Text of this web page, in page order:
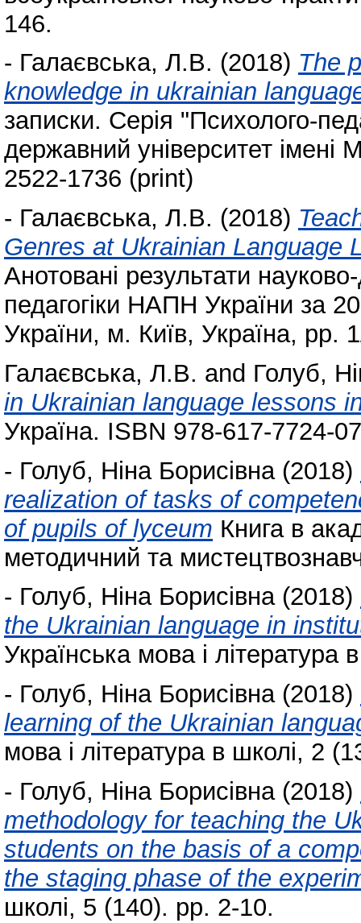
146.
- Галаєвська, Л.В. (2018) The
knowledge in ukrainian
записки. Серія "Психолого-
державний університет
2522-1736 (print)
- Галаєвська, Л.В. (2018)
Genres at Ukrainian Language
Анотовані результати
педагогіки НАПН України за
України, м. Київ, Україна, pp.
Галаєвська, Л.В. and Голуб,
in Ukrainian language lessons
Україна. ISBN 978-617-7724-
- Голуб, Ніна Борисівна(2018)
realization of tasks of
of pupils of lyceum Книга в
методичний та
- Голуб, Ніна Борисівна(2018)
the Ukrainian language in
Українська мова і
- Голуб, Ніна Борисівна(2018)
learning of the Ukrainian
мова і література в школі, 2
- Голуб, Ніна Борисівна(2018)
methodology for teaching the
students on the basis of a
the staging phase of the
школі, 5 (140). pp. 2-10.